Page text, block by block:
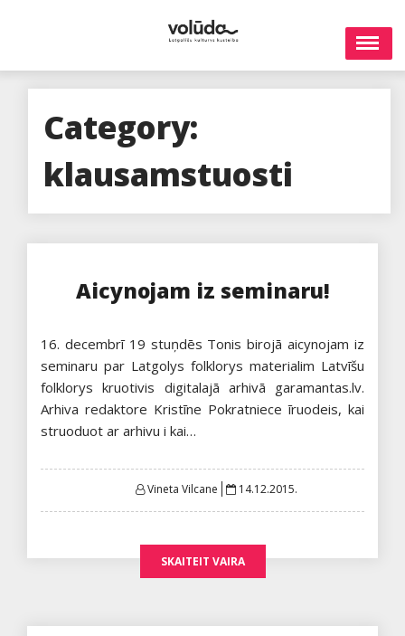
Category:
klausamstuosti
Aicynojam iz seminaru!
16. decembrī 19 stuņdēs Tonis birojā aicynojam iz
seminaru par Latgolys folklorys materialim Latvīšu
folklorys kruotivis digitalajā arhivā garamantas.lv.
Arhiva redaktore Kristīne Pokratniece īruodeis, kai
struoduot ar arhivu i kai…
Vineta Vilcane
Posted
14.12.2015.
SKAITEIT VAIRA